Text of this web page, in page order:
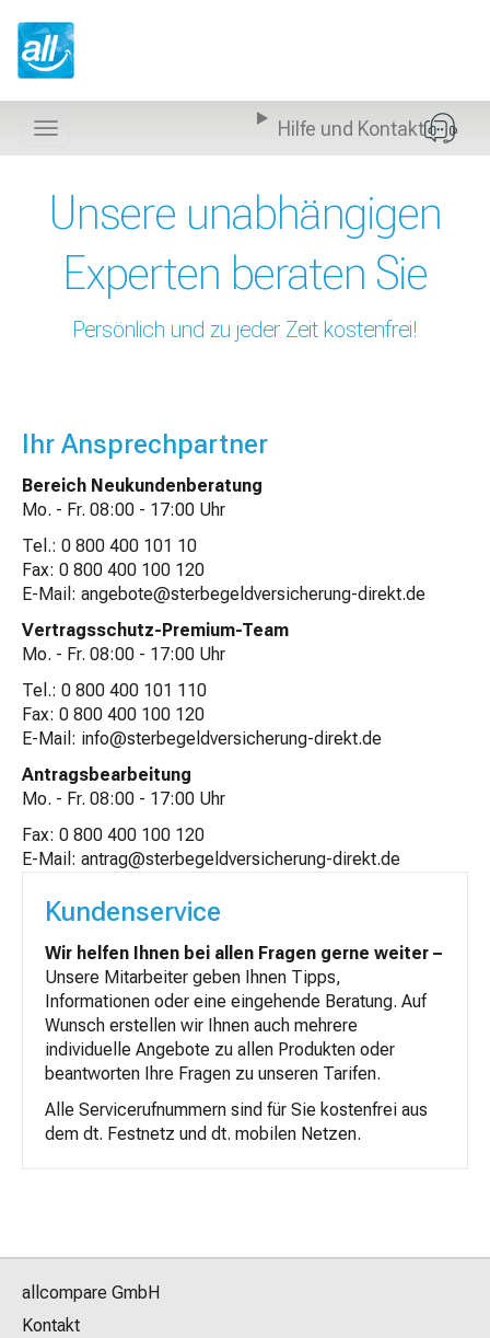
n
a
Navigation
anzeigen
Hilfe und Kontakt
Unsere unabhängigen
Experten beraten Sie
Persönlich und zu jeder Zeit kostenfrei!
Ihr Ansprechpartner
Bereich Neukundenberatung
Mo. - Fr. 08:00 - 17:00 Uhr
Tel.: 0 800 400 101 10
Fax: 0 800 400 100 120
E-Mail: angebote@sterbegeldversicherung-direkt.de
Vertragsschutz-Premium-Team
Mo. - Fr. 08:00 - 17:00 Uhr
Tel.: 0 800 400 101 110
Fax: 0 800 400 100 120
E-Mail: info@sterbegeldversicherung-direkt.de
Antragsbearbeitung
Mo. - Fr. 08:00 - 17:00 Uhr
Fax: 0 800 400 100 120
E-Mail: antrag@sterbegeldversicherung-direkt.de
Kundenservice
Wir helfen Ihnen bei allen Fragen gerne weiter –
Unsere Mitarbeiter geben Ihnen Tipps,
Informationen oder eine eingehende Beratung. Auf
Wunsch erstellen wir Ihnen auch mehrere
individuelle Angebote zu allen Produkten oder
beantworten Ihre Fragen zu unseren Tarifen.
Alle Servicerufnummern sind für Sie kostenfrei aus
dem dt. Festnetz und dt. mobilen Netzen.
allcompare GmbH
Kontakt